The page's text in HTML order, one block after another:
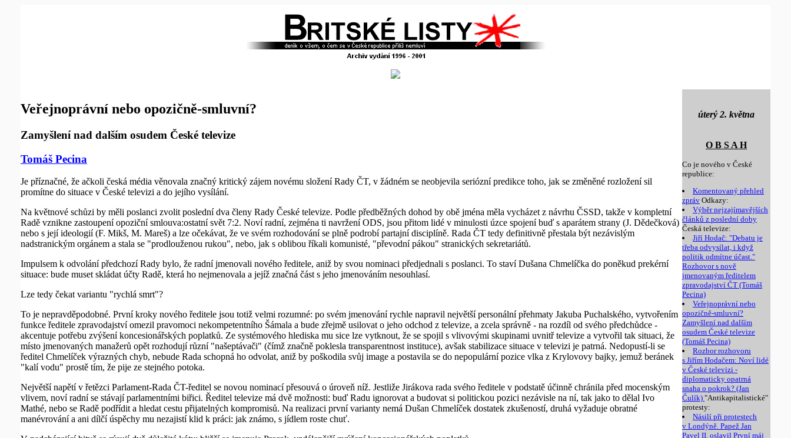
úterý 2. května
O B S A H
Co je nového v České
republice:
Komentovaný přehled
zpráv Odkazy:
Výběr nejzajímavějších
článků z poslední doby
Česká televize:
Jiří Hodač: "Debatu je
třeba odvysílat, i když
politik odmítne účast."
Rozhovor s nově
jmenovaným ředitelem
zpravodajství ČT (Tomáš
Pecina)
Veřejnoprávní nebo
opozičně-smluvní?
Zamyšlení nad dalším
osudem České televize
(Tomáš Pecina)
Rozbor rozhovoru
s Jiřím Hodačem: Noví lidé
v České televizi -
diplomaticky opatrná
snaha o pokrok? (Jan
Čulík) "Antikapitalistické"
protesty:
Násilí při protestech
v Londýně. Papež Jan
Pavel II. oslavil První máj
Veřejnoprávní nebo opozičně-smluvní?
Zamyšlení nad dalším osudem České televize
Tomáš Pecina
Je příznačné, že ačkoli česká média věnovala značný kritický zájem novému složení Rady ČT, v žádném se neobjevila seriózní predikce toho, jak se změněné rozložení sil
promítne do situace v České televizi a do jejího vysílání.
Na květnové schůzi by měli poslanci zvolit poslední dva členy Rady České televize. Podle předběžných dohod by obě jména měla vycházet z návrhu ČSSD, takže v kompletní
Radě vznikne zastoupení opoziční smlouva:ostatní svět 7:2. Noví radní, zejména ti navržení ODS, jsou přitom lidé v minulosti úzce spojení buď s aparátem strany (J. Dědečková)
nebo s její ideologií (F. Mikš, M. Mareš) a lze očekávat, že ve svém rozhodování se plně podrobí partajní disciplíně. Rada ČT tedy definitivně přestala být nezávislým
nadstranickým orgánem a stala se "prodlouženou rukou", nebo, jak s oblibou říkali komunisté, "převodní pákou" stranických sekretariátů.
Impulsem k odvolání předchozí Rady bylo, že radní jmenovali nového ředitele, aniž by svou nominaci předjednali s poslanci. To staví Dušana Chmelíčka do poněkud prekérní
situace: bude muset skládat účty Radě, která ho nejmenovala a jejíž značná část s jeho jmenováním nesouhlasí.
Lze tedy čekat variantu "rychlá smrt"?
To je nepravděpodobné. První kroky nového ředitele jsou totiž velmi rozumné: po svém jmenování rychle napravil největší personální přehmaty Jakuba Puchalského, vytvořením
funkce ředitele zpravodajství omezil pravomoci nekompetentního Šámala a bude zřejmě usilovat o jeho odchod z televize, a zcela správně - na rozdíl od svého předchůdce -
akcentuje potřebu zvýšení koncesionářských poplatků. Ze systémového hlediska mu sice lze vytknout, že se spojil s vlivovými skupinami uvnitř televize a vytvořil tak situaci, že
místo jmenovaných manažerů opět rozhodují různí "našeptávači" (čímž značně poklesla transparentnost instituce), avšak stabilizace situace v televizi je patrná. Nedopustí-li se
ředitel Chmelíček výrazných chyb, nebude Rada schopná ho odvolat, aniž by poškodila svůj image a postavila se do nepopulární pozice vlka z Krylovovy bajky, jemuž beránek
"kalí vodu" prostě tím, že pije ze stejného potoka.
Největší napětí v řetězci Parlament-Rada ČT-ředitel se novou nominací přesouvá o úroveň níž. Jestliže Jirákova rada svého ředitele v podstatě účinně chránila před mocenským
vlivem, noví radní se stávají parlamentními biřici. Ředitel televize má dvě možnosti: buď Radu ignorovat a budovat si politickou pozici nezávisle na ní, tak jako to dělal Ivo
Mathé, nebo se Radě podřídit a hledat cestu přijatelných kompromisů. Na realizaci první varianty nemá Dušan Chmelíček dostatek zkušeností, druhá vyžaduje obratné
manévrování a ani dílčí úspěchy mu nezajistí klid k práci: jak známo, s jídlem roste chuť.